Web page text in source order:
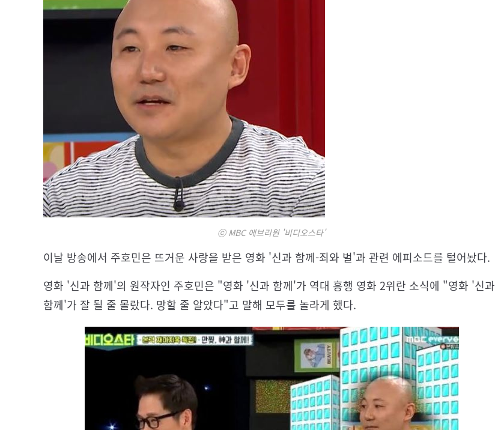
ⓒ MBC 에브리원 '비디오스타'
이날 방송에서 주호민은 뜨거운 사랑을 받은 영화 '신과 함께-죄와 벌'과 관련 에피소드를 털어놨다.
영화 '신과 함께'의 원작자인 주호민은 "영화 '신과 함께'가 역대 흥행 영화 2위란 소식에 "영화 '신과
함께'가 잘 될 줄 몰랐다. 망할 줄 알았다"고 말해 모두를 놀라게 했다.